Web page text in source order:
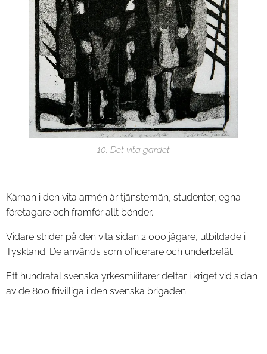
10. Det vita gardet
Kärnan i den vita armén är tjänstemän, studenter, egna
företagare och framför allt bönder.
Vidare strider på den vita sidan 2 000 jägare, utbildade i
Tyskland. De används som officerare och underbefäl.
Ett hundratal svenska yrkesmilitärer deltar i kriget vid sidan
av de 800 frivilliga i den svenska brigaden.